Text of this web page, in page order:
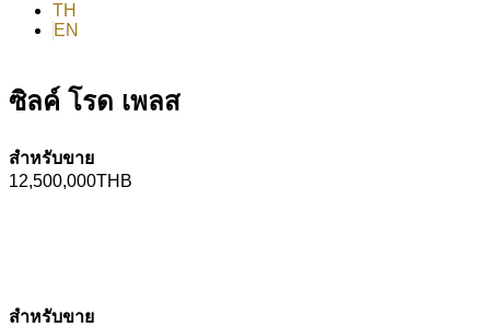
TH
EN
ซิลค์ โรด เพลส
สำหรับขาย
12,500,000THB
สำหรับขาย